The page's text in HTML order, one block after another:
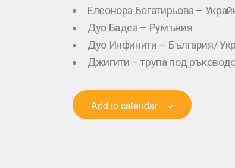
Елеонора Богатирьова –
Дуо Бадеа – Румъния
Дуо Инфинити – България/
Джигити – трупа под
Add to calendar